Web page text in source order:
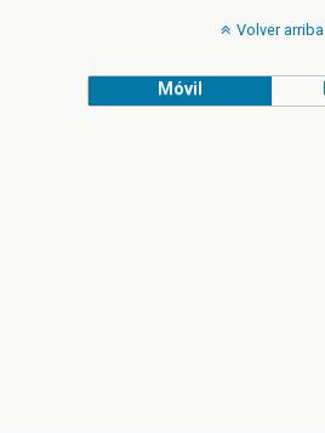
Volver arriba
Móvil